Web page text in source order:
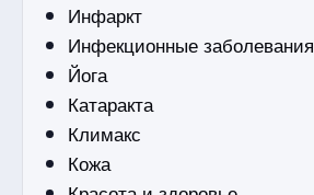
Инфаркт
Инфекционные заболевания
Йога
Катаракта
Климакс
Кожа